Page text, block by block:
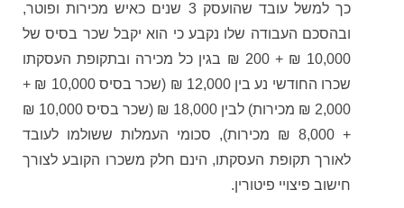
כך למשל עובד שהועסק 3 שנים כאיש מכירות ופוטר,
ובהסכם העבודה שלו נקבע כי הוא יקבל שכר בסיס של
10,000 ₪ + 200 ₪ בגין כל מכירה ובתקופת העסקתו
שכרו החודשי נע בין 12,000 ₪ (שכר בסיס 10,000 ₪ +
2,000 ₪ מכירות) לבין 18,000 ₪ (שכר בסיס 10,000 ₪
+ 8,000 ₪ מכירות), סכומי העמלות ששולמו לעובד
לאורך תקופת העסקתו, הינם חלק משכרו הקובע לצורך
חישוב פיצויי פיטורין.